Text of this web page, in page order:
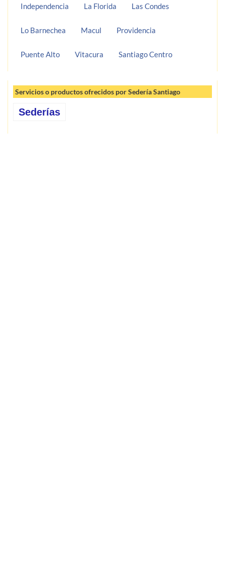
Independencia La Florida Las Condes
Lo Barnechea Macul Providencia
Puente Alto Vitacura Santiago Centro
Servicios o productos ofrecidos por Sedería Santiago
Sederías